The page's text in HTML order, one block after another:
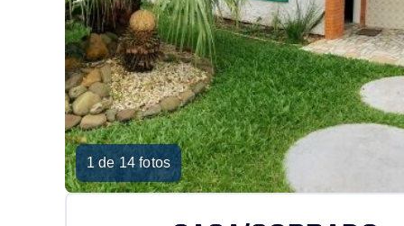
1 de 14 fotos